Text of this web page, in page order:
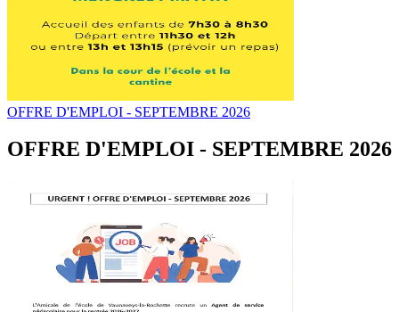
OFFRE D'EMPLOI - SEPTEMBRE 2026
OFFRE D'EMPLOI - SEPTEMBRE 2026